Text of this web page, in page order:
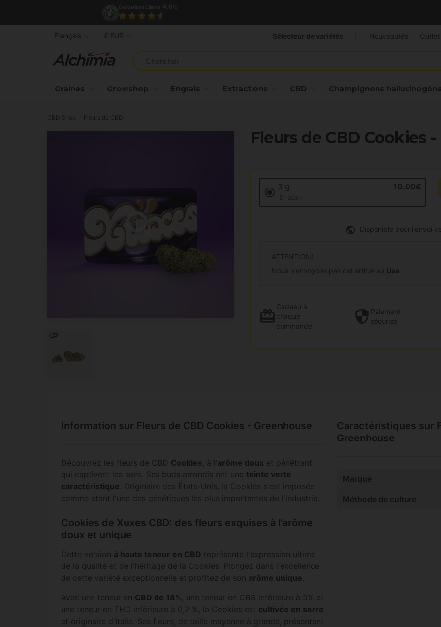
Graines Growshop Engrais Extractions CBD Champignons
Sélecteur de variétés Nouveautés Outlet
Français € EUR
CBD Shop Fleurs de CBD
Fleurs de CBD Cookies
3 g 10.00€
En stock
Disponible pour l'envoi
ATTENTION!
Nous n'envoyons pas cet article au Usa
Cadeau à
chaque
commande
Paiement
sécurisé
Information sur Fleurs de CBD Cookies - Greenhouse
Découvrez les fleurs de CBD Cookies , à l' arôme doux et pénétrant
qui captivent les sens. Ses buds arrondis ont une teinte verte
caractéristique . Originaire des États-Unis, la Cookies s'est imposée
comme étant l'une des génétiques les plus importantes de l'industrie.
Cookies de Xuxes CBD: des fleurs exquises à l'arôme
doux et unique
Cette version à haute teneur en CBD représente l'expression ultime
de la qualité et de l'héritage de la Cookies. Plongez dans l'excellence
de cette variété exceptionnelle et profitez de son arôme unique
Avec une teneur en CBD de 18 %, une teneur en CBG inférieure à 5% et
une teneur en THC inférieure à 0,2 %, la Cookies est cultivée en serre
et originaire d'Italie. Ses fleurs, de taille moyenne à grande, présentent
Caractéristiques sur
Greenhouse
Marque
Méthode de culture